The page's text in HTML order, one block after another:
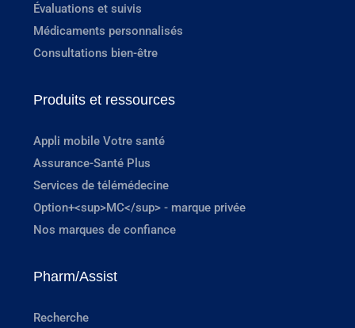
Évaluations et suivis
Médicaments personnalisés
Consultations bien-être
Produits et ressources
Appli mobile Votre santé
Assurance-Santé Plus
Services de télémédecine
Option+<sup>MC</sup> - marque privée
Nos marques de confiance
Pharm/Assist
Recherche